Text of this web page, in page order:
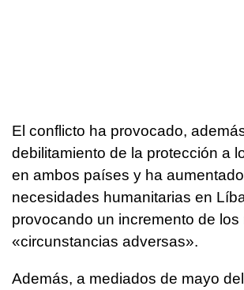
El conflicto ha provocado,
debilitamiento de la protección a
en ambos países y ha
necesidades humanitarias en
provocando un incremento de los
«circunstancias adversas».
Además, a mediados de mayo